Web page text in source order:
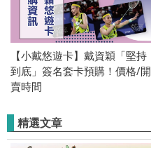
【小戴悠遊卡】戴資穎「堅持
到底」簽名套卡預購！價格/開
賣時間
精選文章